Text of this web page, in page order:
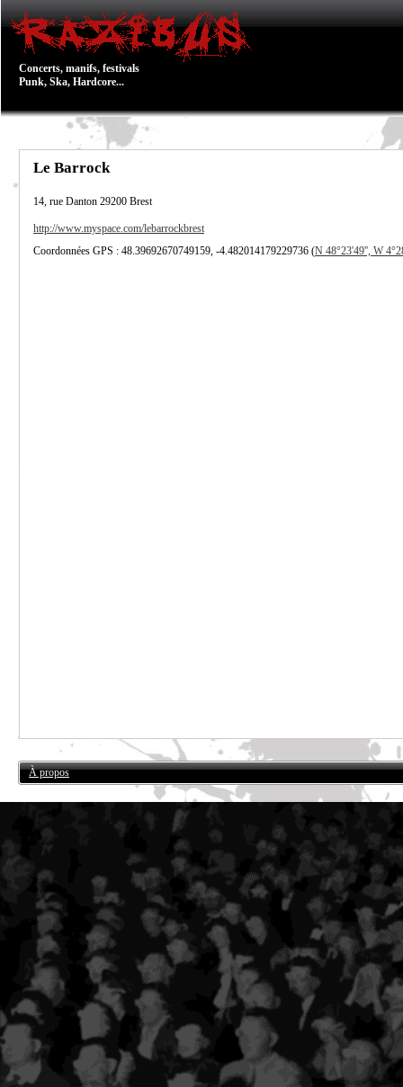
Concerts, manifs, festivals
Punk, Ska, Hardcore...
Le Barrock
14, rue Danton 29200 Brest
http://www.myspace.com/lebarrockbrest
Coordonnées GPS : 48.39692670749159, -4.482014179229736 (N 48°23'49'', W
À propos